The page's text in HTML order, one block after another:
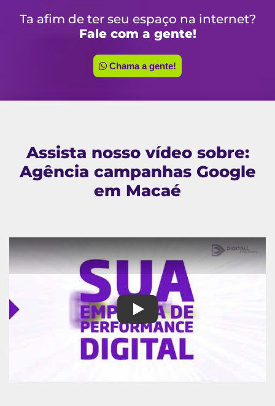
Ta afim de ter seu espaço na internet?
Fale com a gente!
Chama a gente!
Assista nosso vídeo sobre:
Agência campanhas Google
em Macaé
Agência campanhas Google